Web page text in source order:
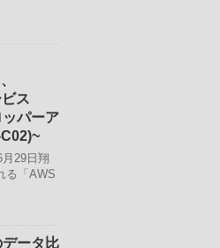
ス
パーア
29日翔
る「AWS
ータ比